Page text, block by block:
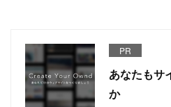
PR
あなたもサ
か